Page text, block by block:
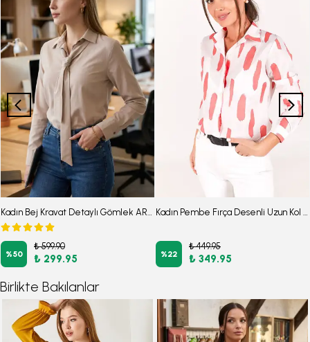
Kadın Bej Kravat Detaylı Gömlek ARM-25Y001030
%50
₺ 599.90
₺ 299.95
Kadın Pembe Fırça Desenli Uzun Kol Gömlek ARM-22Y001016
%22
₺ 449.95
₺ 349.95
Birlikte Bakılanlar